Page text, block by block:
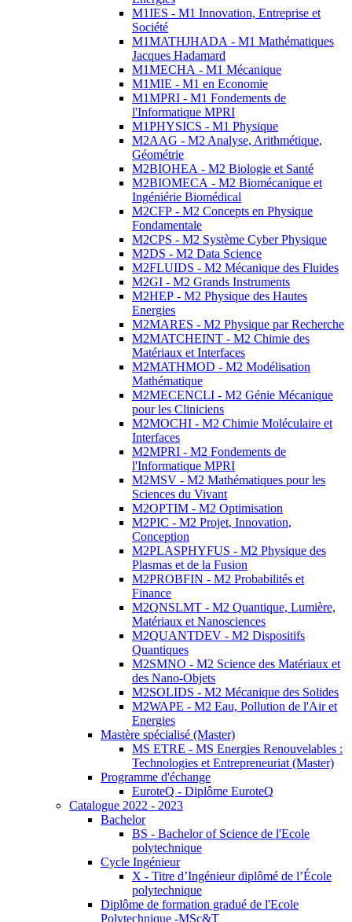
M1IES - M1 Innovation, Entreprise et
Société
M1MATHJHADA - M1 Mathématiques
Jacques Hadamard
M1MECHA - M1 Mécanique
M1MIE - M1 en Economie
M1MPRI - M1 Fondements de
l'Informatique MPRI
M1PHYSICS - M1 Physique
M2AAG - M2 Analyse, Arithmétique,
Géométrie
M2BIOHEA - M2 Biologie et Santé
M2BIOMECA - M2 Biomécanique et
Ingéniérie Biomédical
M2CFP - M2 Concepts en Physique
Fondamentale
M2CPS - M2 Système Cyber Physique
M2DS - M2 Data Science
M2FLUIDS - M2 Mécanique des Fluides
M2GI - M2 Grands Instruments
M2HEP - M2 Physique des Hautes
Energies
M2MARES - M2 Physique par Recherche
M2MATCHEINT - M2 Chimie des
Matériaux et Interfaces
M2MATHMOD - M2 Modélisation
Mathématique
M2MECENCLI - M2 Génie Mécanique
pour les Cliniciens
M2MOCHI - M2 Chimie Moléculaire et
Interfaces
M2MPRI - M2 Fondements de
l'Informatique MPRI
M2MSV - M2 Mathématiques pour les
Sciences du Vivant
M2OPTIM - M2 Optimisation
M2PIC - M2 Projet, Innovation,
Conception
M2PLASPHYFUS - M2 Physique des
Plasmas et de la Fusion
M2PROBFIN - M2 Probabilités et
Finance
M2QNSLMT - M2 Quantique, Lumière,
Matériaux et Nanosciences
M2QUANTDEV - M2 Dispositifs
Quantiques
M2SMNO - M2 Science des Matériaux et
des Nano-Objets
M2SOLIDS - M2 Mécanique des Solides
M2WAPE - M2 Eau, Pollution de l'Air et
Energies
Mastère spécialisé (Master)
MS ETRE - MS Energies Renouvelables :
Technologies et Entrepreneuriat (Master)
Programme d'échange
EuroteQ - Diplôme EuroteQ
Catalogue 2022 - 2023
Bachelor
BS - Bachelor of Science de l'Ecole
polytechnique
Cycle Ingénieur
X - Titre d’Ingénieur diplômé de l’École
polytechnique
Diplôme de formation gradué de l'Ecole
Polytechnique -MSc&T